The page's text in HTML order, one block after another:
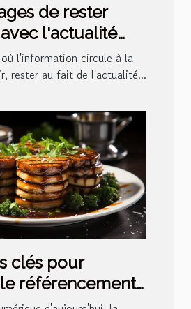
de rester
l'actualité
une application
l'information circule à la
rester au fait de l'actualité...
clés pour
référencement
site internet